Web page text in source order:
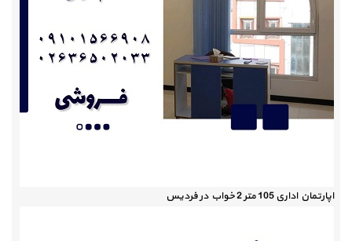
اپارتمان اداری 105 متر 2 خواب در فردیس